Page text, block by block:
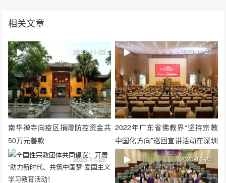
相关文章
南华禅寺向疫区捐赠防控资金共
50万元善款
2023-11-23
2022年广东省佛教界“坚持宗教
中国化方向”巡回宣讲活动在深圳
举行
2023-11-23
2023-11-23 2023-11-23